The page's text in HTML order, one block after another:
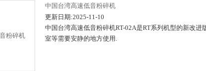
中国台湾高速低音粉碎机
更新日期:2025-11-10
中国台湾高速低音粉碎机RT-02A是RT系列机型的新改
室等需要安静的地方使用.